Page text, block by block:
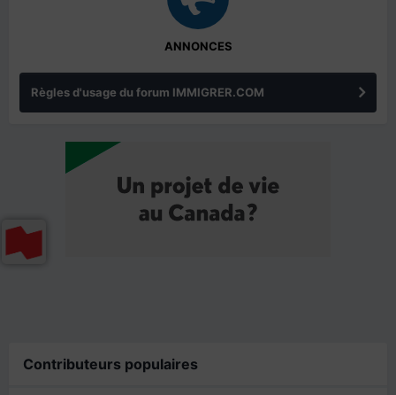
ANNONCES
Règles d'usage du forum IMMIGRER.COM
Contributeurs populaires